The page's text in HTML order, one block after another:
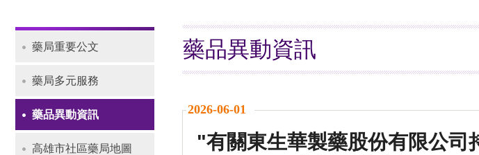
會
Navigation
藥品異動資訊
2026-06-01
"有關東生華製藥股份有限公司
藥局重要公文
藥局多元服務
藥品異動資訊
高雄市社區藥局地圖